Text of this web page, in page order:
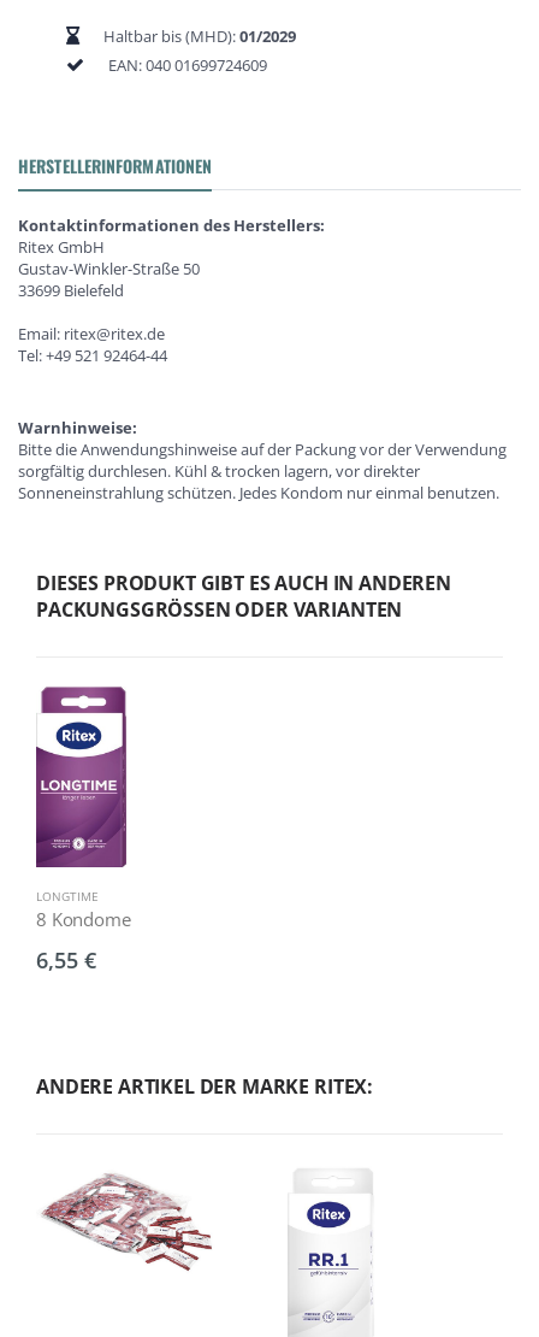
Haltbar bis (MHD):01/2029
EAN:040 01699724609
HERSTELLERINFORMATIONEN
Kontaktinformationen des Herstellers:
Ritex GmbH
Gustav-Winkler-Straße 50
33699 Bielefeld
Email: ritex@ritex.de
Tel: +49 521 92464-44
Warnhinweise:
Bitte die Anwendungshinweise auf der Packung vor der Verwendung
sorgfältig durchlesen. Kühl & trocken lagern, vor direkter
Sonneneinstrahlung schützen. Jedes Kondom nur einmal benutzen.
DIESES PRODUKT GIBT ES AUCH IN ANDEREN
PACKUNGSGRÖSSEN ODER VARIANTEN
LONGTIME
8 Kondome
6,55 €
ANDERE ARTIKEL DER MARKE RITEX: